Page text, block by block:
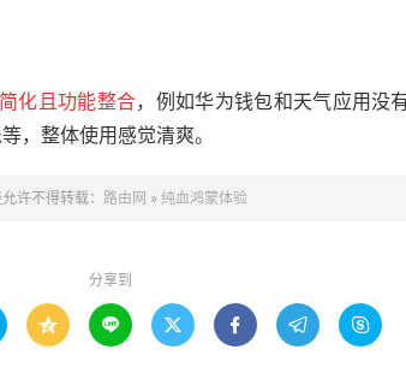
化且功能整合，例如华为钱包和天气应用没
，整体使用感觉清爽。
许不得转载： 路由网 » 纯血鸿蒙体验
分享到
     